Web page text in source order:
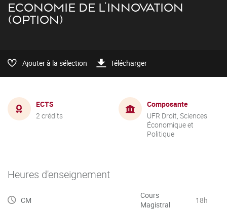
ECONOMIE DE L’INNOVATION
(OPTION)
Ajouter à la sélection Télécharger
ECTS
2 crédits
Composante
UFR Droit, Sciences
Économique et
Politique
Heures d'enseignement
CM
Cours
Magistral
18h